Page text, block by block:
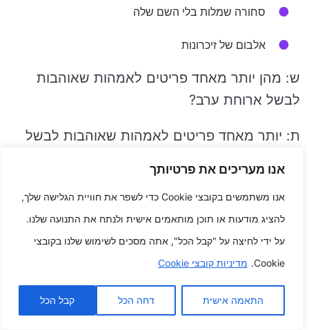
אנו מעריכים את פרטיותך
אנו משתמשים בקובצי Cookie כדי לשפר את חוויית הגלישה שלך,
להציג מודעות או תוכן מותאמים אישית ולנתח את התנועה שלנו.
על ידי לחיצה על "קבל הכל", אתה מסכים לשימוש שלנו בקובצי
Cookie. מדיניות קובצי Cookie
התאמה אישית דחה הכל קבל הכל
סחורה שמלות בלי השם שלה
אלבום של זיכרונות
ש: מהן יותר מאחד פריטים לאמהות שאוהבות
לבשל ארוחת ערב?
ת: יותר מאחד פריטים לאמהות שאוהבות לבשל
ספר אלקטרוני בישול חדש לגמרי
שובר פרס לשיעור בישול
ייתכן שתתעניין גם ב:
תחכום פעילויות ספורט פריטים פעילויות ספורט